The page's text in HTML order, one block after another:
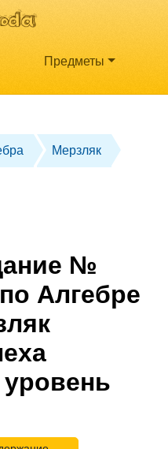
Предметы
Мерзляк
№
Алгебре